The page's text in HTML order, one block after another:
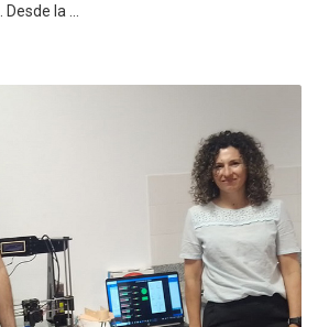
. Desde la ...